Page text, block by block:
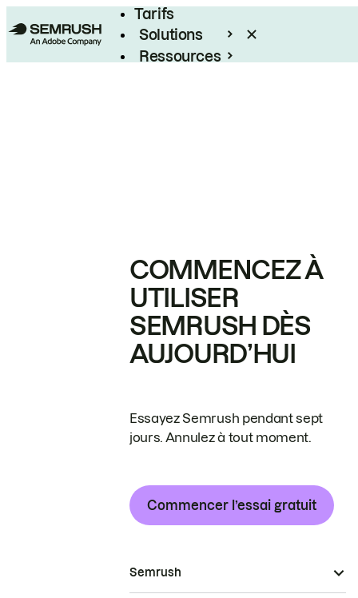
Tarifs
Solutions
Ressources
COMMENCEZ À
UTILISER
SEMRUSH DÈS
AUJOURD’HUI
Essayez Semrush pendant sept
jours. Annulez à tout moment.
Commencer l’essai gratuit
Semrush